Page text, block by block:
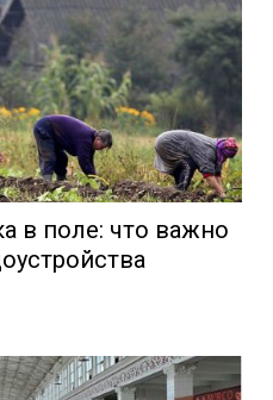
в поле: что важно